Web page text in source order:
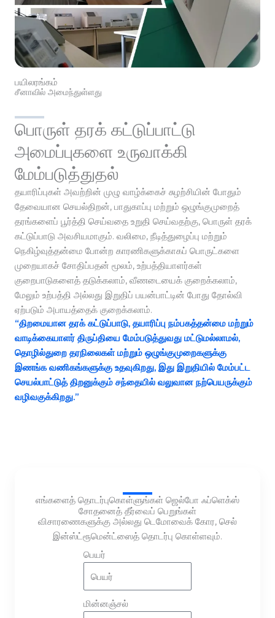
பயிலரங்கம்
சீனாவில் அமைந்துள்ளது
பொருள் தரக் கட்டுப்பாட்டு
அமைப்புகளை உருவாக்கி
மேம்படுத்துதல்
தயாரிப்புகள் அவற்றின் முழு வாழ்க்கைச் சுழற்சியின் போதும்
தேவையான செயல்திறன், பாதுகாப்பு மற்றும் ஒழுங்குமுறைத்
தரங்களைப் பூர்த்தி செய்வதை உறுதி செய்வதற்கு, பொருள் தரக்
கட்டுப்பாடு அவசியமாகும். வலிமை, நீடித்துழைப்பு மற்றும்
நெகிழ்வுத்தன்மை போன்ற காரணிகளுக்காகப் பொருட்களை
முறையாகச் சோதிப்பதன் மூலம், உற்பத்தியாளர்கள்
குறைபாடுகளைத் தடுக்கலாம், வீணடையைக் குறைக்கலாம்,
மேலும் உற்பத்தி அல்லது இறுதிப் பயன்பாட்டின் போது தோல்வி
ஏற்படும் அபாயத்தைக் குறைக்கலாம்.
“திறமையான தரக் கட்டுப்பாடு, தயாரிப்பு நம்பகத்தன்மை மற்றும்
வாடிக்கையாளர் திருப்தியை மேம்படுத்துவது மட்டுமல்லாமல்,
தொழில்துறை தரநிலைகள் மற்றும் ஒழுங்குமுறைகளுக்கு
இணங்க வணிகங்களுக்கு உதவுகிறது, இது இறுதியில் மேம்பட்ட
செயல்பாட்டுத் திறனுக்கும் சந்தையில் வலுவான நற்பெயருக்கும்
வழிவகுக்கிறது.”
எங்களைத் தொடர்புகொள்ளுங்கள் ஜெல்போ ஃப்ளெக்ஸ்
சோதனைத் தீர்வைப் பெறுங்கள்
விசாரணைகளுக்கு அல்லது டெமோவைக் கோர, செல்
இன்ஸ்ட்ரூமென்ட்ஸைத் தொடர்பு கொள்ளவும்.
பெயர்
மின்னஞ்சல்